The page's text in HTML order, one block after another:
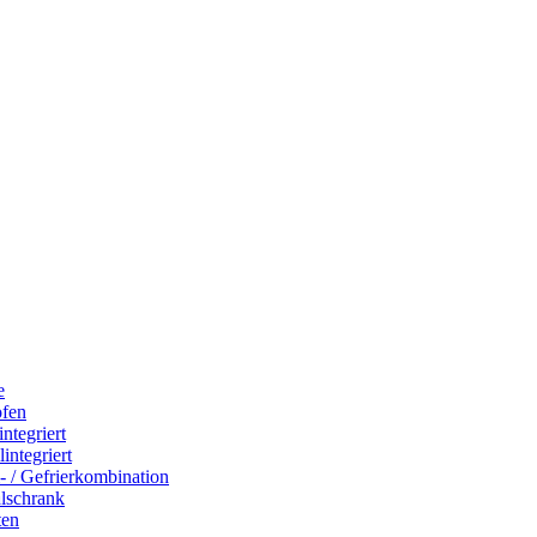
/ Gefrierkombination